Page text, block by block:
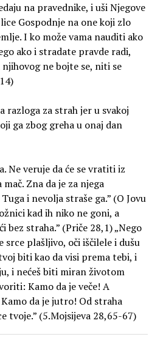
na pravednike, i uši Njegove
Gospodnje na one koji zlo
I ko može vama nauditi ako
ako i stradate pravde radi,
ne bojte se, niti se
razloga za strah jer u svakoj
ga zbog greha u onaj dan
Ne veruje da će se vratiti iz
Zna da je za njega
i nevolja straše ga.” (O Jovu
kad ih niko ne goni, a
bez straha.” (Priče 28,1) „Nego
srce plašljivo, oči iščilele i dušu
biti kao da visi prema tebi, i
i nećeš biti miran životom
Kamo da je veče! A
da je jutro! Od straha
tvoje.” (5.Mojsijeva 28,65-67)